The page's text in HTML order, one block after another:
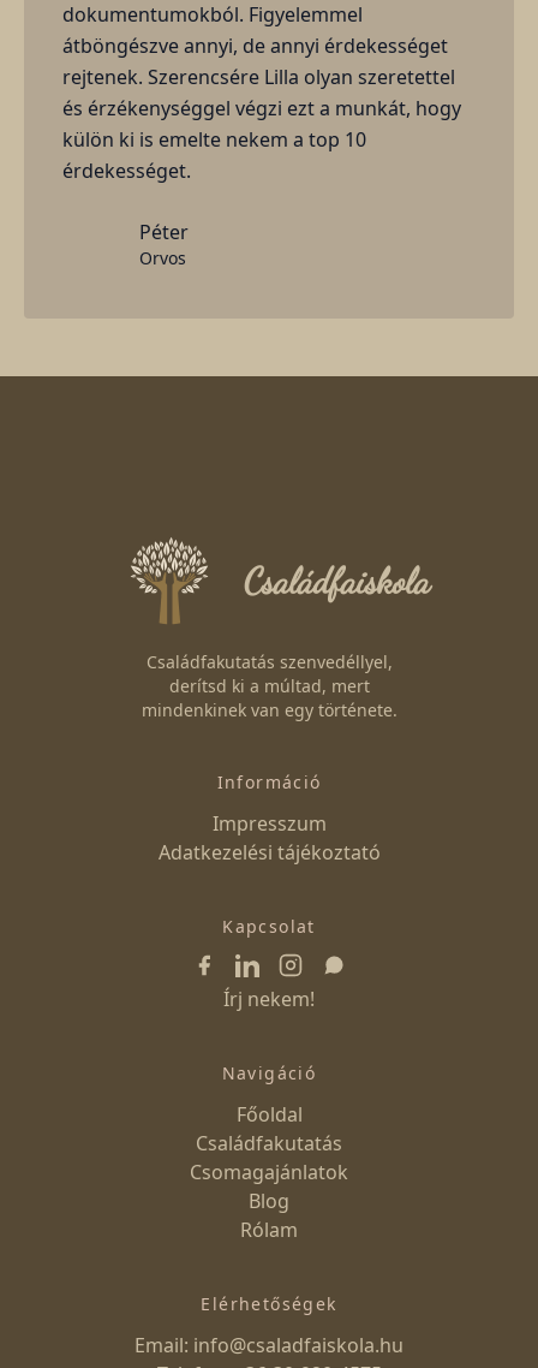
dokumentumokból. Figyelemmel
átböngészve annyi, de annyi érdekességet
rejtenek. Szerencsére Lilla olyan szeretettel
és érzékenységgel végzi ezt a munkát, hogy
külön ki is emelte nekem a top 10
érdekességet.
Péter
Orvos
Családfaiskola
Családfakutatás szenvedéllyel,
derítsd ki a múltad, mert
mindenkinek van egy története.
Információ
Impresszum
Adatkezelési tájékoztató
Kapcsolat
Írj nekem!
Navigáció
Főoldal
Családfakutatás
Csomagajánlatok
Blog
Rólam
Elérhetőségek
Email: info@csaladfaiskola.hu